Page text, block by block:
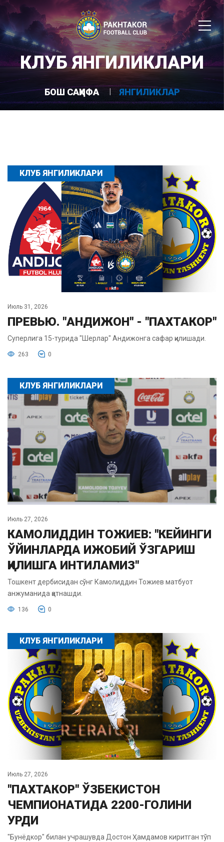
КЛУБ ЯНГИЛИКЛАРИ
БОШ САҲИФА ЯНГИЛИКЛАР
КЛУБ ЯНГИЛИКЛАРИ
Июль 31, 2026
ПРЕВЬЮ. "АНДИЖОН" - "ПАХТАКОР"
Суперлига 15-турида "Шерлар" Андижонга сафар қилишади.
263 0
КЛУБ ЯНГИЛИКЛАРИ
Июль 27, 2026
КАМОЛИДДИН ТОЖИЕВ: "КЕЙИНГИ
ЎЙИНЛАРДА ИЖОБИЙ ЎЗГАРИШ
ҚИЛИШГА ИНТИЛАМИЗ"
Тошкент дербисидан сўнг Камолиддин Тожиев матбуот
анжуманида қатнашди.
136 0
КЛУБ ЯНГИЛИКЛАРИ
Июль 27, 2026
"ПАХТАКОР" ЎЗБЕКИСТОН
ЧЕМПИОНАТИДА 2200-ГОЛИНИ
УРДИ
"Бунёдкор" билан учрашувда Достон Ҳамдамов киритган тўп